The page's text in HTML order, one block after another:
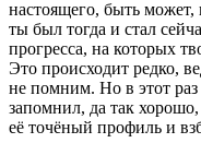
настоящего, быть
ты был тогда и стал
прогресса, на которых
Это происходит редко,
не помним. Но в этот
запомнил, да так
её точёный профиль и